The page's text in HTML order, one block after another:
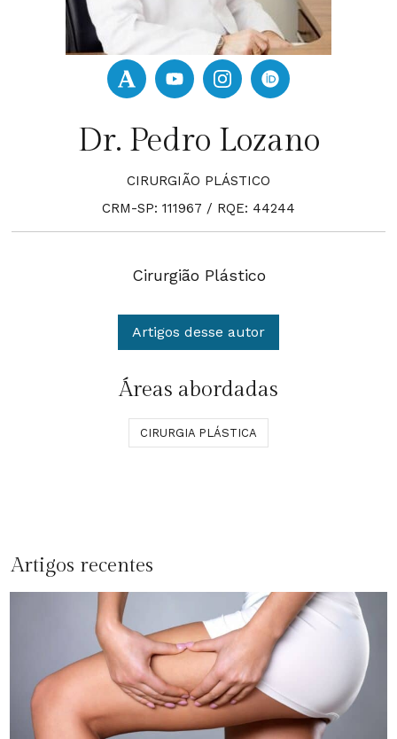
Dr. Pedro Lozano
CIRURGIÃO PLÁSTICO
CRM-SP: 111967 / RQE: 44244
Cirurgião Plástico
Artigos desse autor
Áreas abordadas
CIRURGIA PLÁSTICA
Artigos recentes